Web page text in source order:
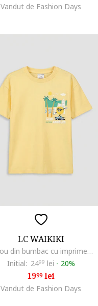
Vandut de Fashion Days
LC WAIKIKI
Tricou din bumbac cu imprimeu grafic, Portocaliu deschis/Albastru
Initial: 2499 lei - 20%
1999lei
Vandut de Fashion Days